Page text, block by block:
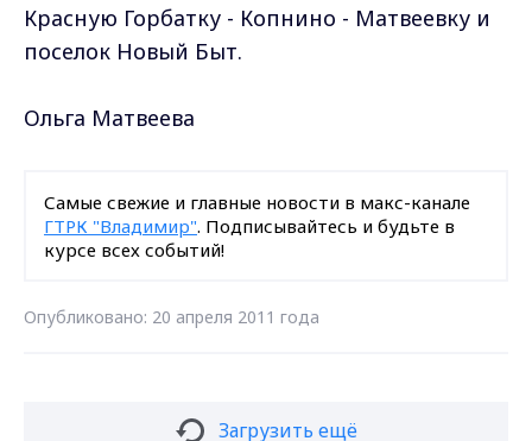
Красную Горбатку - Копнино - Матвеевку и
поселок Новый Быт.
Ольга Матвеева
Самые свежие и главные новости в макс-канале
ГТРК "Владимир". Подписывайтесь и будьте в
курсе всех событий!
Опубликовано: 20 апреля 2011 года
Загрузить ещё